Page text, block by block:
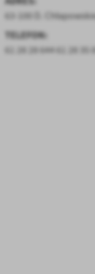
63-100 D.
TELEFON:
61 28 28 644 61 28 35